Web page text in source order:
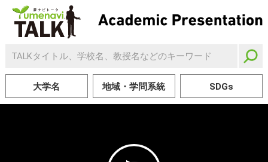
大学名 地域・学問系統 SDGs